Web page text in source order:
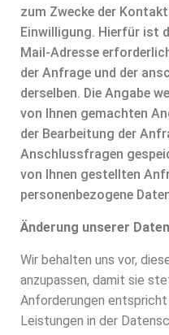
zum Zwecke der
Einwilligung. Hierfür ist
Mail-Adresse
der Anfrage und der
derselben. Die Angabe
von Ihnen gemachten
der Bearbeitung der
Anschlussfragen
von Ihnen gestellten
personenbezogene
Änderung unserer
Wir behalten uns vor,
anzupassen, damit sie
Anforderungen
Leistungen in der